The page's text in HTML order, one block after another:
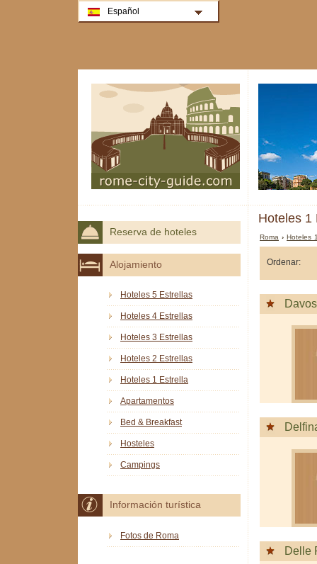
Hoteles 1
Roma ›Hoteles
Ordenar:
Davos
Delle
Reserva de hoteles
Alojamiento
Hoteles 5 Estrellas
Hoteles 4 Estrellas
Hoteles 3 Estrellas
Hoteles 2 Estrellas
Hoteles 1 Estrella
Apartamentos
Bed & Breakfast
Hosteles
Campings
Información turística
Fotos de Roma
Español